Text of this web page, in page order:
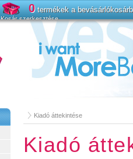
Kiadó áttekintése
Kiadó
0termékek a
Kosár szerkesztése